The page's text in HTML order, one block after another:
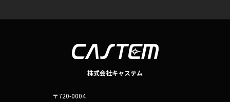
株式会社キャステム
〒720-0004